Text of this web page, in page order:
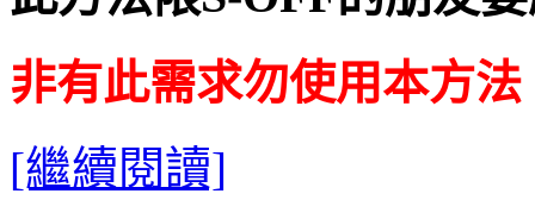
非有此需求勿使用本方法
[繼續閱讀]